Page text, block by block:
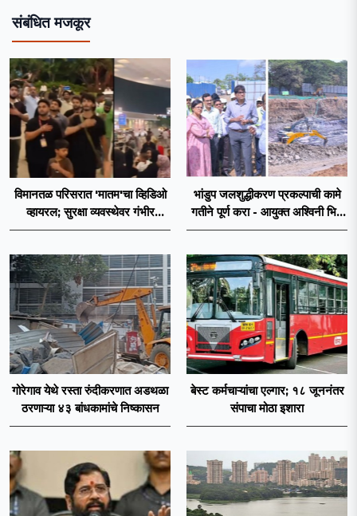
संबंधित मजकूर
विमानतळ परिसरात 'मातम'चा व्हिडिओ
व्हायरल; सुरक्षा व्यवस्थेवर गंभीर
प्रश्नचिन्ह
भांडुप जलशुद्धीकरण प्रकल्पाची कामे
गतीने पूर्ण करा - आयुक्त अश्विनी भिडे
यांचे निर्देश
गोरेगाव येथे रस्ता रुंदीकरणात अडथळा
ठरणाऱ्या ४३ बांधकामांचे निष्कासन
बेस्ट कर्मचाऱ्यांचा एल्गार; १८ जूननंतर
संपाचा मोठा इशारा